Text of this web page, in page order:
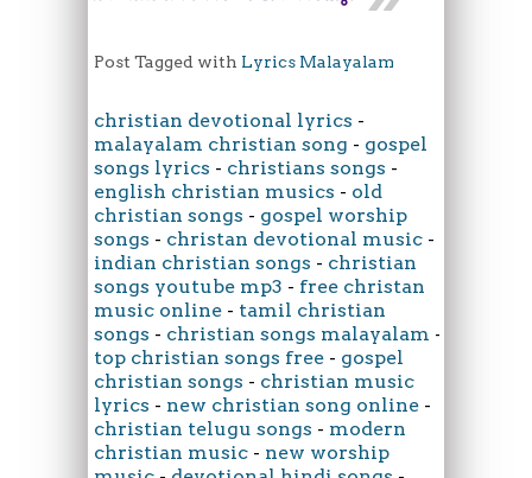
Post Tagged with Lyrics Malayalam
christian devotional lyrics -
malayalam christian song - gospel
songs lyrics - christians songs -
english christian musics - old
christian songs - gospel worship
songs - christan devotional music -
indian christian songs - christian
songs youtube mp3 - free christan
music online - tamil christian
songs - christian songs malayalam -
top christian songs free - gospel
christian songs - christian music
lyrics - new christian song online -
christian telugu songs - modern
christian music - new worship